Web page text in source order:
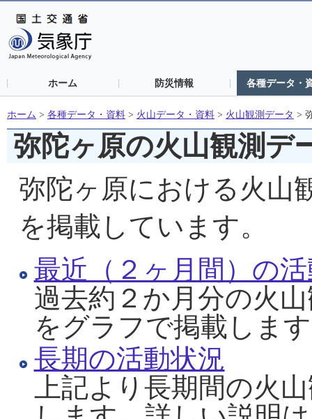
ホーム 防災情報 各種データ・
ホーム > 各種データ・資料 > 火山データ・資料 > 火山観測データ >
弥陀ヶ原の火山観測デ
弥陀ヶ原における火山
を掲載しています。
最近（２ヶ月間）の
過去約２か月分の火
をグラフで掲載しま
長期の活動状況
上記より長期間の火